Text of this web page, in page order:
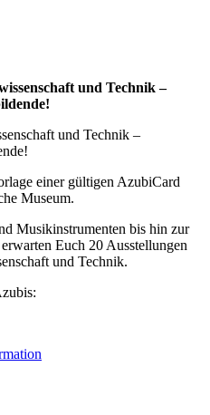
und Technik –
und Technik –
einer gültigen AzubiCard
Museum.
Musikinstrumenten bis hin zur
Euch 20 Ausstellungen
und Technik.